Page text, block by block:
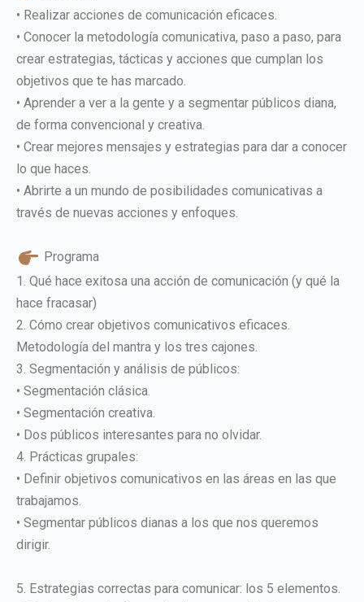
• Realizar acciones de comunicación eficaces.
• Conocer la metodología comunicativa, paso a paso, para
crear estrategias, tácticas y acciones que cumplan los
objetivos que te has marcado.
• Aprender a ver a la gente y a segmentar públicos diana,
de forma convencional y creativa.
• Crear mejores mensajes y estrategias para dar a conocer
lo que haces.
• Abrirte a un mundo de posibilidades comunicativas a
través de nuevas acciones y enfoques.
Programa
1. Qué hace exitosa una acción de comunicación (y qué la
hace fracasar)
2. Cómo crear objetivos comunicativos eficaces.
Metodología del mantra y los tres cajones.
3. Segmentación y análisis de públicos:
• Segmentación clásica.
• Segmentación creativa.
• Dos públicos interesantes para no olvidar.
4. Prácticas grupales:
• Definir objetivos comunicativos en las áreas en las que
trabajamos.
• Segmentar públicos dianas a los que nos queremos
dirigir.
5. Estrategias correctas para comunicar: los 5 elementos.